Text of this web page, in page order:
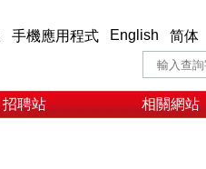
手機應用程式 English 简体
招聘站 相關網站